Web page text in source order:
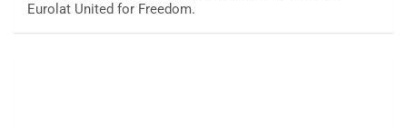
Eurolat United for Freedom.